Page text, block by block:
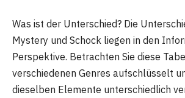
Was ist der Unterschied? Die
Mystery und Schock liegen in den
Perspektive. Betrachten Sie diese
verschiedenen Genres aufschlüsselt
dieselben Elemente unterschiedlich